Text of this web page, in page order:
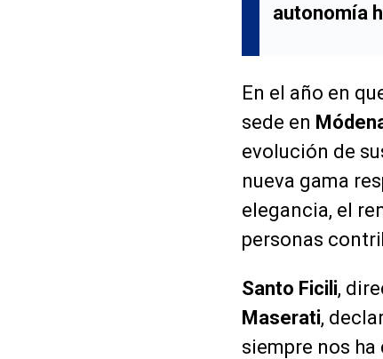
autonomía
En el año en
sede en
evolución de
nueva gama
elegancia, el
personas
Santo Ficili,
Maserati,
siempre nos